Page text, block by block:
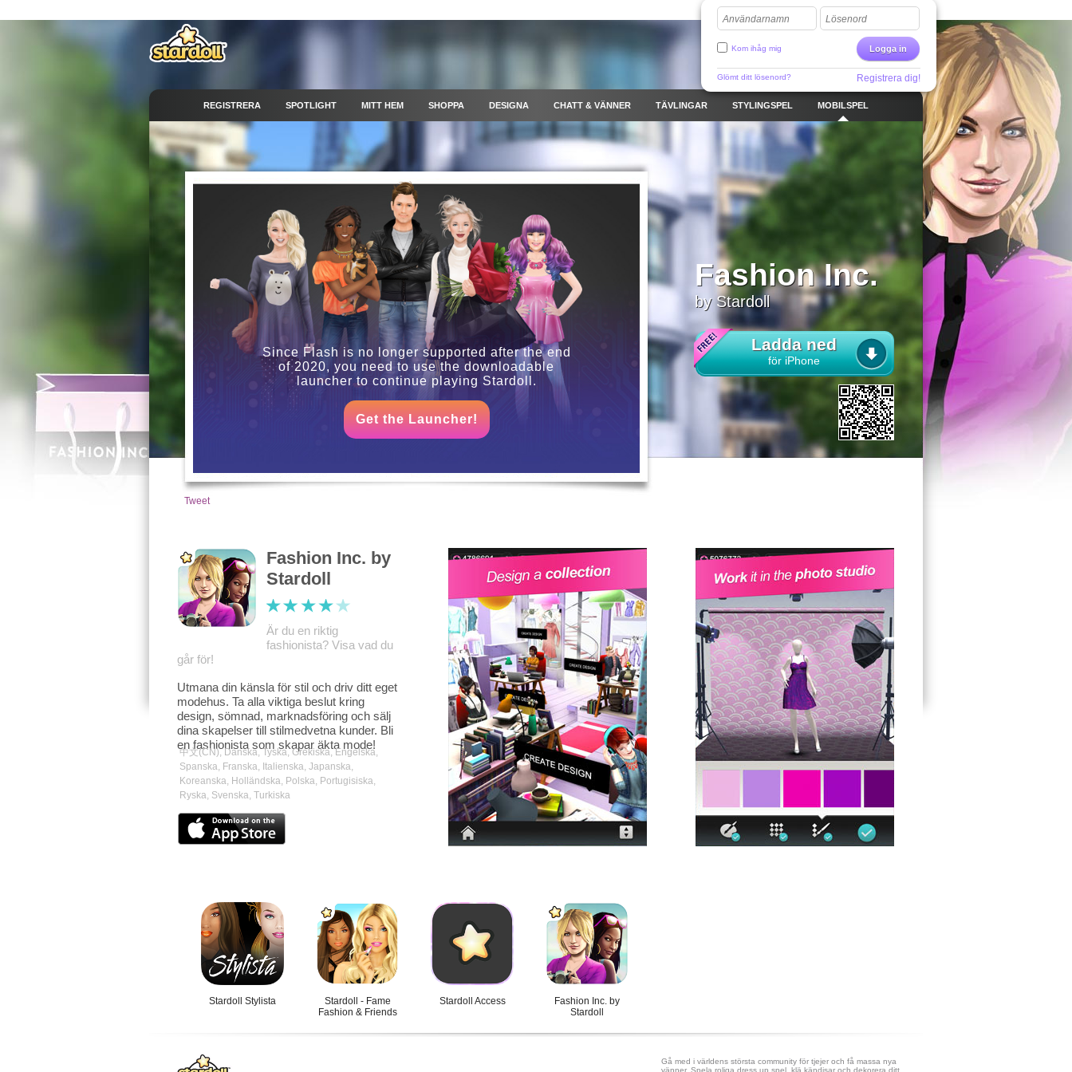
Användarnamn Lösenord
Logga in
Kom ihåg mig
Glömt ditt lösenord? Registrera dig!
REGISTRERA SPOTLIGHT MITT HEM SHOPPA DESIGNA CHATT & VÄNNER TÄVLINGAR STYLINGSPEL MOBILSPEL
Since Flash is no longer supported after the end
of 2020, you need to use the downloadable
launcher to continue playing Stardoll.
Get the Launcher!
Fashion Inc.
by Stardoll
Ladda ned
för iPhone
Tweet
Fashion Inc. by
Stardoll
Är du en riktig
fashionista? Visa vad du
går för!
Utmana din känsla för stil och driv ditt eget
modehus. Ta alla viktiga beslut kring
design, sömnad, marknadsföring och sälj
dina skapelser till stilmedvetna kunder. Bli
en fashionista som skapar äkta mode!
中文(CN), Danska, Tyska, Grekiska, Engelska,
Spanska, Franska, Italienska, Japanska,
Koreanska, Holländska, Polska, Portugisiska,
Ryska, Svenska, Turkiska
Stardoll Stylista
Stardoll - Fame
Fashion & Friends
Stardoll Access
Fashion Inc. by
Stardoll
Gå med i världens största community för tjejer och få massa nya
vänner. Spela roliga dress up spel, klä kändisar och dekorera ditt